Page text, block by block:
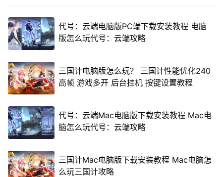
代号：云端电脑版PC端下载安装教程 电脑
版怎么玩代号：云端攻略
三国计电脑版怎么玩？ 三国计性能优化240
高帧 游戏多开 后台挂机 按键设置教程
代号：云端Mac电脑版下载安装教程 Mac电
脑怎么玩代号：云端攻略
三国计Mac电脑版下载安装教程 Mac电脑怎
么玩三国计攻略